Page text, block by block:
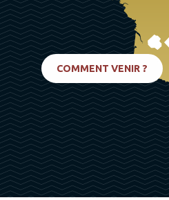
COMMENT VENIR ?